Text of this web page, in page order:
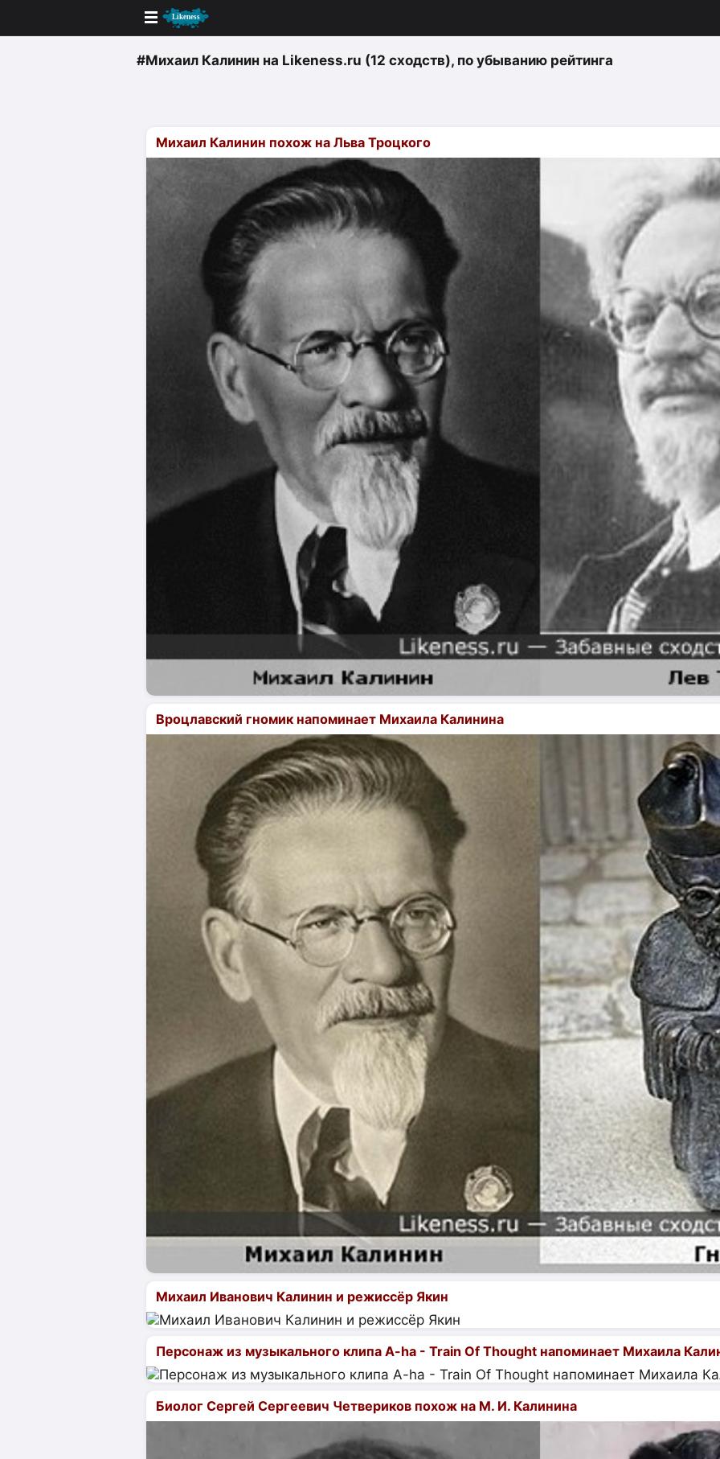
Новые
Голосование
Кандидаты
Случайное сходство 👍
Создать сходство
Для публикации необходима авторизация
#Михаил Калинин на Likeness.ru (12 сходств), по убыванию рейтинга
Михаил Калинин похож на Льва Троцкого
Вроцлавский гномик напоминает Михаила Калинина
Михаил Иванович Калинин и режиссёр Якин
Персонаж из музыкального клипа A-ha - Train Of Thought напоминает Михаила
Биолог Сергей Сергеевич Четвериков похож на М. И. Калинина